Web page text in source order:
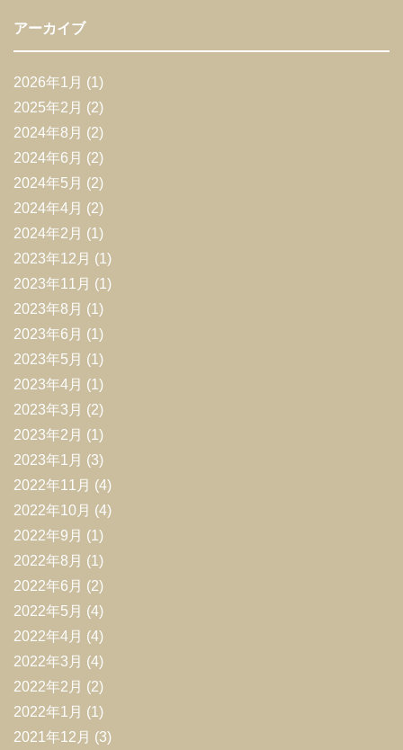
アーカイブ
2026年1月 (1)
2025年2月 (2)
2024年8月 (2)
2024年6月 (2)
2024年5月 (2)
2024年4月 (2)
2024年2月 (1)
2023年12月 (1)
2023年11月 (1)
2023年8月 (1)
2023年6月 (1)
2023年5月 (1)
2023年4月 (1)
2023年3月 (2)
2023年2月 (1)
2023年1月 (3)
2022年11月 (4)
2022年10月 (4)
2022年9月 (1)
2022年8月 (1)
2022年6月 (2)
2022年5月 (4)
2022年4月 (4)
2022年3月 (4)
2022年2月 (2)
2022年1月 (1)
2021年12月 (3)